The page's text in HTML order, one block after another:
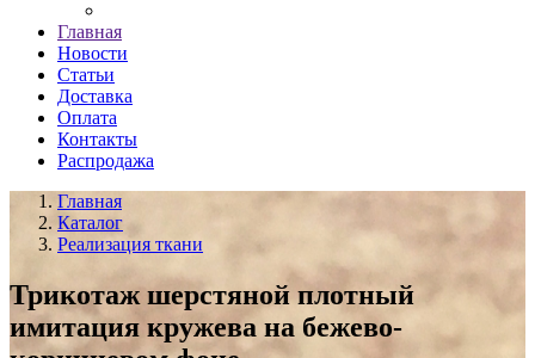
Главная
Новости
Статьи
Доставка
Оплата
Контакты
Распродажа
Главная
Каталог
Реализация ткани
Трикотаж шерстяной плотный
имитация кружева на бежево-